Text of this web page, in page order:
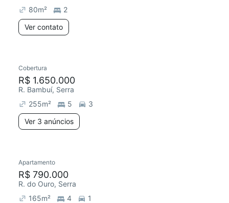
80m²
2
Ver contato
Cobertura
R$ 1.650.000
R. Bambuí, Serra
255m² 5
3
Ver 3 anúncios
Apartamento
R$ 790.000
R. do Ouro, Serra
165m² 4
1